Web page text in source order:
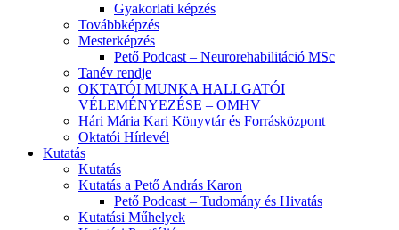
Gyakorlati képzés
Továbbképzés
Mesterképzés
Pető Podcast – Neurorehabilitáció MSc
Tanév rendje
OKTATÓI MUNKA HALLGATÓI
VÉLEMÉNYEZÉSE – OMHV
Hári Mária Kari Könyvtár és Forrásközpont
Oktatói Hírlevél
Kutatás
Kutatás
Kutatás a Pető András Karon
Pető Podcast – Tudomány és Hivatás
Kutatási Műhelyek